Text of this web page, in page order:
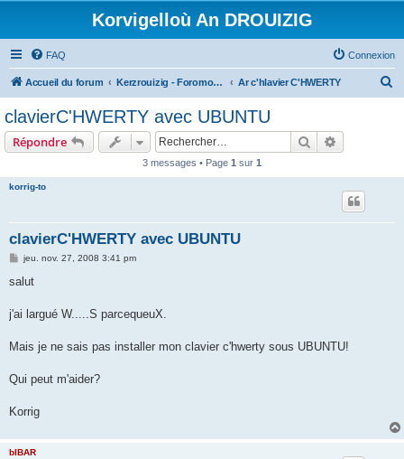
Korvigelloù An DROUIZIG
FAQ Connexion
Accueil du forum Kerzrouizig - Foromoù An Drouizig Ar c'hlavier C'HWERTY
clavierC'HWERTY avec UBUNTU
Répondre Rechercher
3 messages • Page 1 sur 1
korrig-to
clavierC'HWERTY avec UBUNTU
M
s
g
jeu. nov. 27, 2008 3:41 pm
salut
j'ai largué W.....S parcequeuX.
Mais je ne sais pas installer mon clavier c'hwerty sous UBUNTU!
Qui peut m'aider?
Korrig
bIBAR